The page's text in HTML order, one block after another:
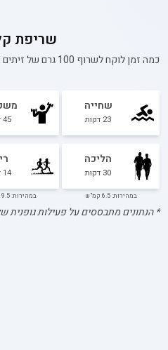
שריפת
כמה זמן לוקח לשרוף 100 גרם של זיתים
שחייה
23 דקות 45
הליכה
30 דקות
במהירות: 6.5 קמ"ש
14
במהירות: 9.5 קמ"ש
* הנתונים מתבססים על פעילות